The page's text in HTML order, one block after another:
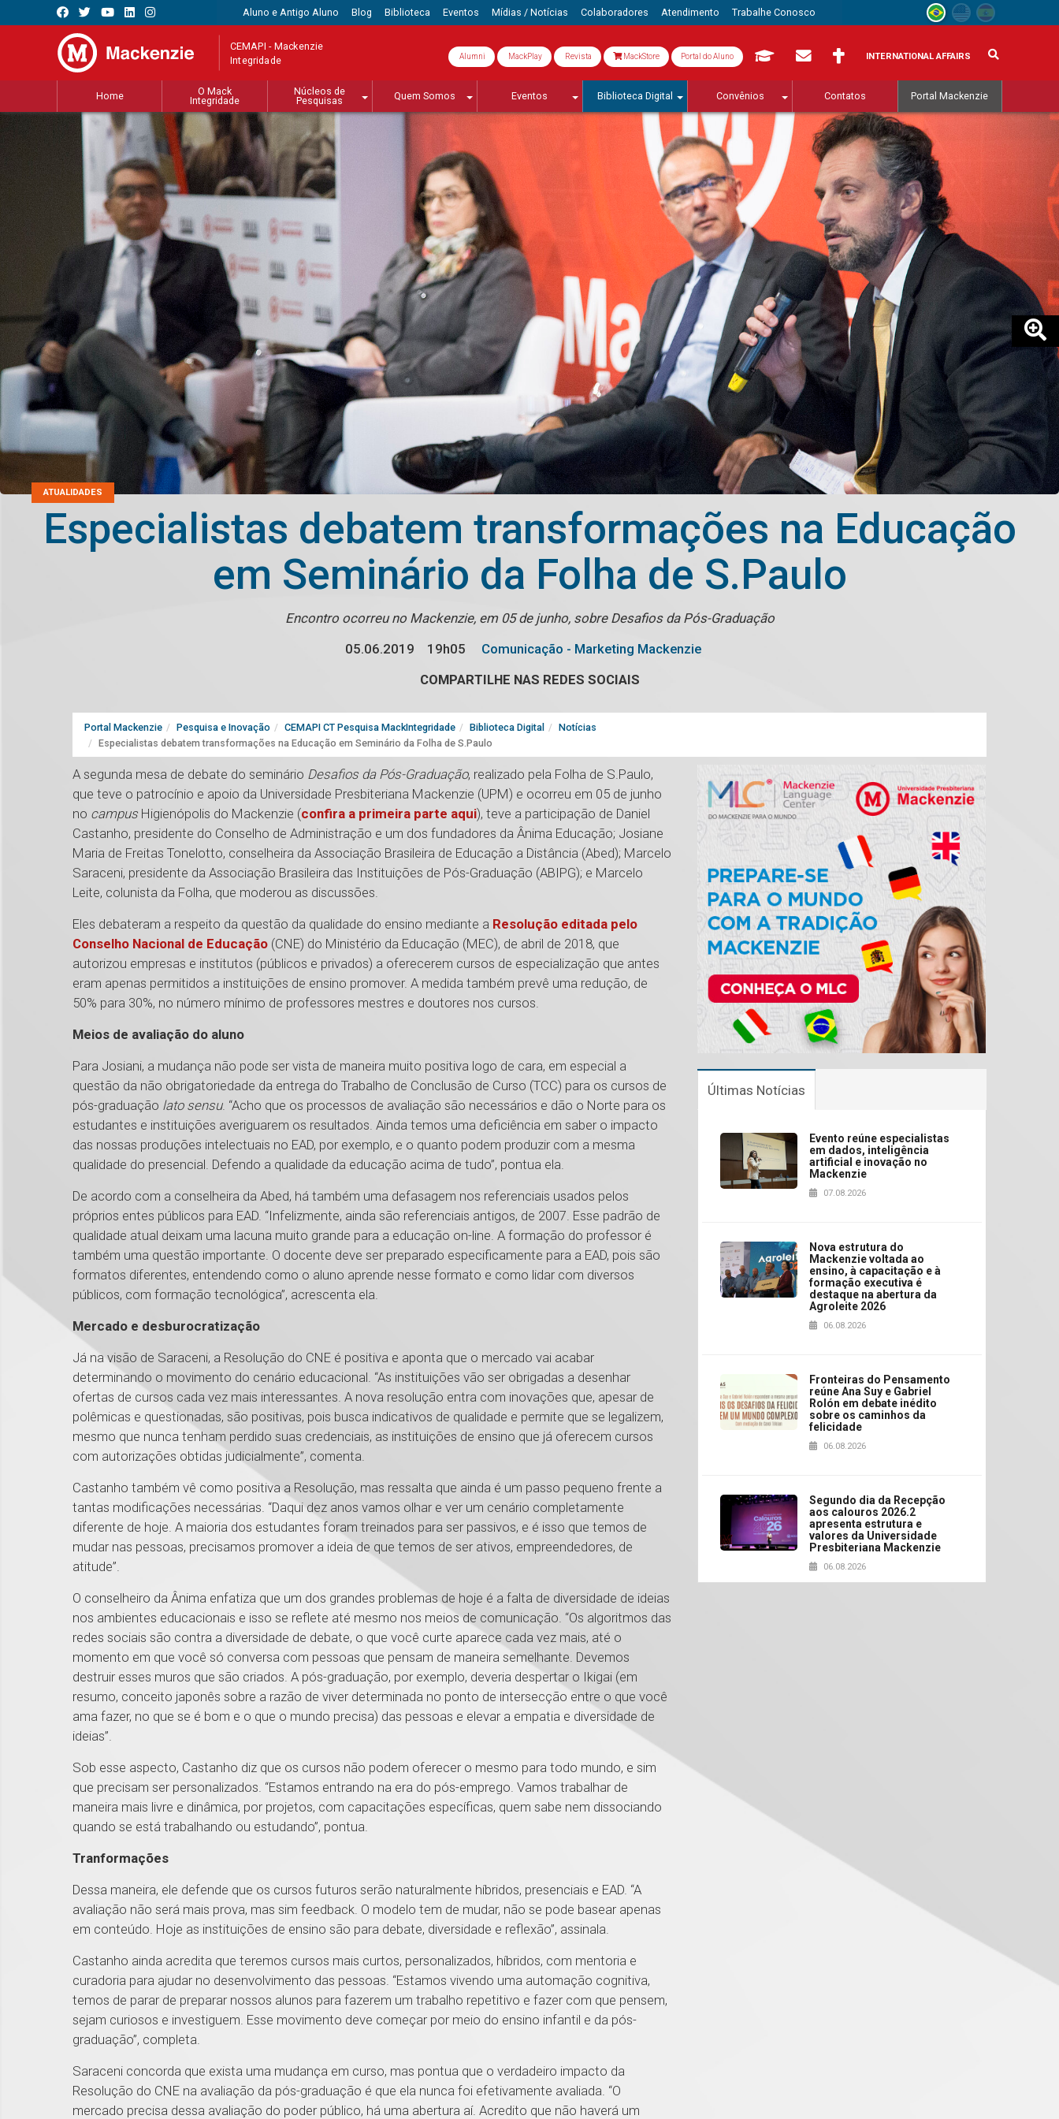
Aluno e Antigo Aluno Blog Biblioteca Eventos Mídias / Notícias Colaboradores Atendimento Trabalhe Conosco
CEMAPI - Mackenzie
Integridade Alumni MackPlay Revista MackStore Portal do Aluno INTERNATIONAL AFFAIRS
Home
O Mack
Integridade
Núcleos de
Pesquisas
Quem Somos Eventos Biblioteca Digital Convênios Contatos Portal Mackenzie
ATUALIDADES
Especialistas debatem transformações na Educação
em Seminário da Folha de S.Paulo
Encontro ocorreu no Mackenzie, em 05 de junho, sobre Desafios da Pós-Graduação
05.06.2019
19h05
Comunicação - Marketing Mackenzie
COMPARTILHE NAS REDES SOCIAIS
Portal Mackenzie Pesquisa e Inovação CEMAPI CT Pesquisa MackIntegridade Biblioteca Digital
Notícias
Especialistas debatem transformações na Educação em Seminário da Folha de S.Paulo
A segunda mesa de debate do seminário Desafios da Pós-Graduação, realizado pela Folha de S.Paulo,
que teve o patrocínio e apoio da Universidade Presbiteriana Mackenzie (UPM) e ocorreu em 05 de junho
no campus Higienópolis do Mackenzie (confira a primeira parte aqui), teve a participação de Daniel
Castanho, presidente do Conselho de Administração e um dos fundadores da Ânima Educação; Josiane
Maria de Freitas Tonelotto, conselheira da Associação Brasileira de Educação a Distância (Abed); Marcelo
Saraceni, presidente da Associação Brasileira das Instituições de Pós-Graduação (ABIPG); e Marcelo
Leite, colunista da Folha, que moderou as discussões.
Eles debateram a respeito da questão da qualidade do ensino mediante a Resolução editada pelo
Conselho Nacional de Educação (CNE) do Ministério da Educação (MEC), de abril de 2018, que
autorizou empresas e institutos (públicos e privados) a oferecerem cursos de especialização que antes
eram apenas permitidos a instituições de ensino promover. A medida também prevê uma redução, de
50% para 30%, no número mínimo de professores mestres e doutores nos cursos.
Meios de avaliação do aluno
Para Josiani, a mudança não pode ser vista de maneira muito positiva logo de cara, em especial a
questão da não obrigatoriedade da entrega do Trabalho de Conclusão de Curso (TCC) para os cursos de
pós-graduação lato sensu. “Acho que os processos de avaliação são necessários e dão o Norte para os
estudantes e instituições averiguarem os resultados. Ainda temos uma deficiência em saber o impacto
das nossas produções intelectuais no EAD, por exemplo, e o quanto podem produzir com a mesma
qualidade do presencial. Defendo a qualidade da educação acima de tudo”, pontua ela.
De acordo com a conselheira da Abed, há também uma defasagem nos referenciais usados pelos
próprios entes públicos para EAD. “Infelizmente, ainda são referenciais antigos, de 2007. Esse padrão de
qualidade atual deixam uma lacuna muito grande para a educação on-line. A formação do professor é
também uma questão importante. O docente deve ser preparado especificamente para a EAD, pois são
formatos diferentes, entendendo como o aluno aprende nesse formato e como lidar com diversos
públicos, com formação tecnológica”, acrescenta ela.
Mercado e desburocratização
Já na visão de Saraceni, a Resolução do CNE é positiva e aponta que o mercado vai acabar
determinando o movimento do cenário educacional. “As instituições vão ser obrigadas a desenhar
ofertas de cursos cada vez mais interessantes. A nova resolução entra com inovações que, apesar de
polêmicas e questionadas, são positivas, pois busca indicativos de qualidade e permite que se legalizem,
mesmo que nunca tenham perdido suas credenciais, as instituições de ensino que já oferecem cursos
com autorizações obtidas judicialmente”, comenta.
Castanho também vê como positiva a Resolução, mas ressalta que ainda é um passo pequeno frente a
tantas modificações necessárias. “Daqui dez anos vamos olhar e ver um cenário completamente
diferente de hoje. A maioria dos estudantes foram treinados para ser passivos, e é isso que temos de
mudar nas pessoas, precisamos promover a ideia de que temos de ser ativos, empreendedores, de
atitude”.
O conselheiro da Ânima enfatiza que um dos grandes problemas de hoje é a falta de diversidade de ideias
nos ambientes educacionais e isso se reflete até mesmo nos meios de comunicação. “Os algoritmos das
redes sociais são contra a diversidade de debate, o que você curte aparece cada vez mais, até o
momento em que você só conversa com pessoas que pensam de maneira semelhante. Devemos
destruir esses muros que são criados. A pós-graduação, por exemplo, deveria despertar o Ikigai (em
resumo, conceito japonês sobre a razão de viver determinada no ponto de intersecção entre o que você
ama fazer, no que se é bom e o que o mundo precisa) das pessoas e elevar a empatia e diversidade de
ideias”.
Sob esse aspecto, Castanho diz que os cursos não podem oferecer o mesmo para todo mundo, e sim
que precisam ser personalizados. “Estamos entrando na era do pós-emprego. Vamos trabalhar de
maneira mais livre e dinâmica, por projetos, com capacitações específicas, quem sabe nem dissociando
quando se está trabalhando ou estudando”, pontua.
Tranformações
Dessa maneira, ele defende que os cursos futuros serão naturalmente híbridos, presenciais e EAD. “A
avaliação não será mais prova, mas sim feedback. O modelo tem de mudar, não se pode basear apenas
em conteúdo. Hoje as instituições de ensino são para debate, diversidade e reflexão”, assinala.
Castanho ainda acredita que teremos cursos mais curtos, personalizados, híbridos, com mentoria e
curadoria para ajudar no desenvolvimento das pessoas. “Estamos vivendo uma automação cognitiva,
temos de parar de preparar nossos alunos para fazerem um trabalho repetitivo e fazer com que pensem,
sejam curiosos e investiguem. Esse movimento deve começar por meio do ensino infantil e da pós-
graduação”, completa.
Saraceni concorda que exista uma mudança em curso, mas pontua que o verdadeiro impacto da
Resolução do CNE na avaliação da pós-graduação é que ela nunca foi efetivamente avaliada. “O
mercado precisa dessa avaliação do poder público, há uma abertura aí. Acredito que não haverá um
Últimas Notícias
Evento reúne especialistas
em dados, inteligência
artificial e inovação no
Mackenzie
07.08.2026
Nova estrutura do
Mackenzie voltada ao
ensino, à capacitação e à
formação executiva é
destaque na abertura da
Agroleite 2026
06.08.2026
Fronteiras do Pensamento
reúne Ana Suy e Gabriel
Rolón em debate inédito
sobre os caminhos da
felicidade
06.08.2026
Segundo dia da Recepção
aos calouros 2026.2
apresenta estrutura e
valores da Universidade
Presbiteriana Mackenzie
06.08.2026